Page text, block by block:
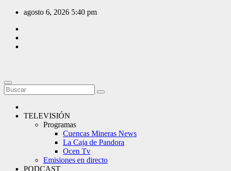
Saltar
contenido
agosto 6, 2026 5:40 pm
TELEVISIÓN
Programas
Cuencas Mineras News
La Caja de Pandora
Ocen Tv
Emisiones en directo
PODCAST